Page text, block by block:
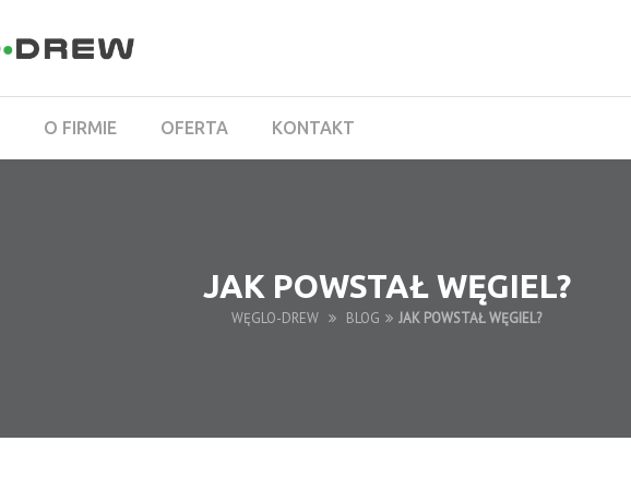
O FIRMIE OFERTA KONTAKT
JAK POWSTAŁ WĘGIEL?
WĘGLO-DREW BLOG JAK POWSTAŁ WĘGIEL?